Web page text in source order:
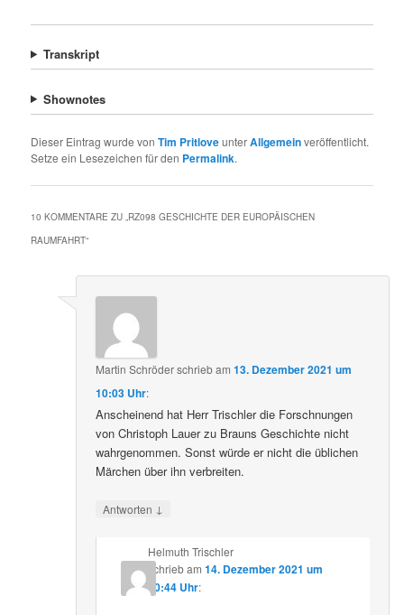
Transkript
Shownotes
Dieser Eintrag wurde vonTim PritloveunterAllgemeinveröffentlicht.
Setze ein Lesezeichen für den Permalink.
10 KOMMENTARE ZU „RZ098 GESCHICHTE DER EUROPÄISCHEN
RAUMFAHRT“
Martin Schröderschriebam13. Dezember 2021 um
10:03 Uhr:
Anscheinend hat Herr Trischler die Forschnungen
von Christoph Lauer zu Brauns Geschichte nicht
wahrgenommen. Sonst würde er nicht die üblichen
Märchen über ihn verbreiten.
Antworten ↓
Helmuth Trischler
schriebam 14. Dezember 2021 um
20:44 Uhr: